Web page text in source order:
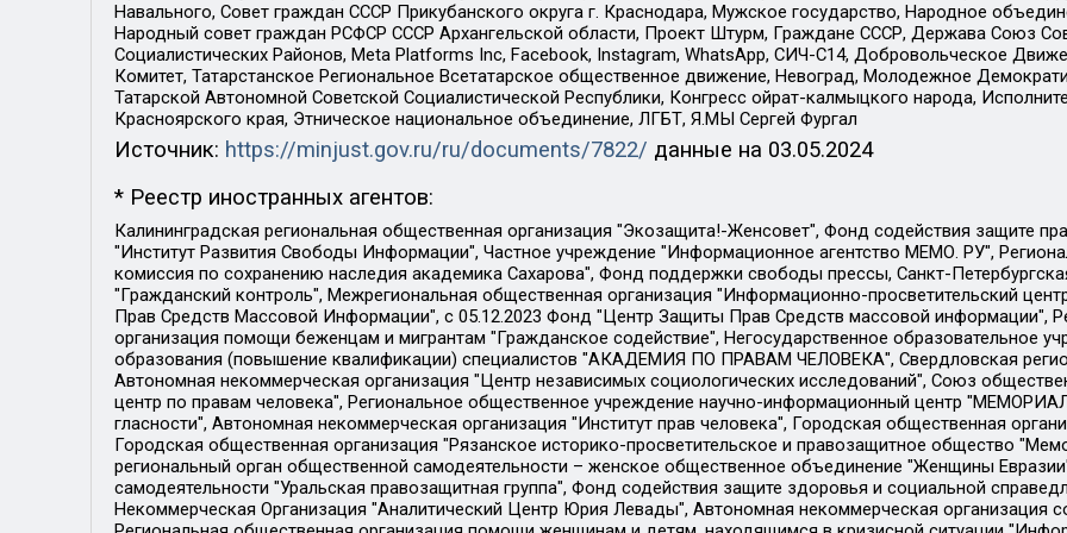
Навального, Совет граждан СССР Прикубанского округа г. Краснодара, Мужское государство, Народное
Народный совет граждан РСФСР СССР Архангельской области, Проект Штурм, Граждане СССР, Держава Союз
Социалистических Районов, Meta Platforms Inc, Facebook, Instagram, WhatsApp, СИЧ-С14, Добровольческое
Комитет, Татарстанское Региональное Всетатарское общественное движение, Невоград, Молодежное
Татарской Автономной Советской Социалистической Республики, Конгресс ойрат-калмыцкого народа,
Красноярского края, Этническое национальное объединение, ЛГБТ, Я.МЫ Сергей Фургал
Источник: https://minjust.gov.ru/ru/documents/7822/ данные на 03.05.2024
* Реестр иностранных агентов:
Калининградская региональная общественная организация "Экозащита!-Женсовет", Фонд содействия защите прав и свобод граждан "Общественный вердикт", Фонд "Институт Развития Свободы Информации", Частное учреждение "Информационное агентство МЕМО. РУ", Региональная общественная организация "Общественная комиссия по сохранению наследия академика Сахарова", Фонд поддержки свободы прессы, Санкт-Петербургская общественная правозащитная организация "Гражданский контроль", Межрегиональная общественная организация "Информационно-просветительский центр "Мемориал", Региональный Фонд "Центр Защиты Прав Средств Массовой Информации", с 05.12.2023 Фонд "Центр Защиты Прав Средств массовой информации", Региональная общественная благотворительная организация помощи беженцам и мигрантам "Гражданское содействие", Негосударственное образовательное учреждение дополнительного профессионального образования (повышение квалификации) специалистов "АКАДЕМИЯ ПО ПРАВАМ ЧЕЛОВЕКА", Свердловская региональная общественная организация "Сутяжник", Автономная некоммерческая организация "Центр независимых социологических исследований", Союз общественных объединений "Российский исследовательский центр по правам человека", Региональное общественное учреждение научно-информационный центр "МЕМОРИАЛ", Некоммерческая организация "Фонд защиты гласности", Автономная некоммерческая организация "Институт прав человека", Городская общественная организация "Екатеринбургское общество "МЕМОРИАЛ", Городская общественная организация "Рязанское историко-просветительское и правозащитное общество "Мемориал" (Рязанский Мемориал), Челябинский региональный орган общественной самодеятельности – женское общественное объединение "Женщины Евразии", Челябинский региональный орган общественной самодеятельности "Уральская правозащитная группа", Фонд содействия защите здоровья и социальной справедливости имени Андрея Рылькова, Автономная Некоммерческая Организация "Аналитический Центр Юрия Левады", Автономная некоммерческая организация социальной поддержки населения "Проект Апрель", Региональная общественная организация помощи женщинам и детям, находящимся в кризисной ситуации "Информационно-методический центр "Анна", Фонд содействия развитию массовых коммуникаций и правовому просвещению "Так-так-Так", Фонд содействия устойчивому развитию "Серебряная тайга", Свердловский региональный общественный фонд социальных проектов "Новое время", "Idel.Реалии", Кавказ.Реалии, Крым.Реалии, Телеканал Настоящее Время, Татаро-башкирская служба Радио Свобода (Azatliq Radiosi), Радио Свободная Европа/Радио Свобода (PCE/PC), "Сибирь.Реалии", "Фактограф", Благотворительный фонд помощи осужденным и их семьям, Автономная некоммерческая организация "Институт глобализации и социальных движений", Фонд "В защиту прав заключенных", Частное учреждение "Центр поддержки и содействия развитию средств массовой информации", Пензенский региональный общественный благотворительный фонд "Гражданский союз", "Север.Реалии", Некоммерческая организация Фонд "Правовая инициатива", Общество с ограниченной ответственностью "Радио Свободная Европа/Радио Свобода", Чешское информационное агентство "MEDIUM-ORIENT", Красноярская региональная общественная организация "Мы против СПИДа", Камалягин Денис Николаевич, Маркелов Сергей Евгеньевич, Пономарев Лев Александрович, Савицкая Людмила Алексеевна, Автономная некоммерческая организация "Центр по работе с проблемой насилия "НАСИЛИЮ.НЕТ", Межрегиональный профессиональный союз работников здравоохранения "Альянс врачей", Юридическое лицо, зарегистрированное в Латвийской Республике, SIA "Medusa Project" (регистрационный номер 40103797863, дата регистрации 10.06.2014), Некоммерческая организация "Фонд по борьбе с коррупцией", Автономная некоммерческая организация "Институт права и публичной политики", Баданин Роман Сергеевич, Гликин Максим Александрович, Железнова Мария Михайловна, Лукьянова Юлия Сергеевна, Маетная Елизавета Витальевна, Маняхин Петр Борисович, Чуракова Ольга Владимировна, Ярош Юлия Петровна, Юридическое лицо "The Insider SIA", зарегистрированное в Риге, Латвийская Республика (дата регистрации 26.06.2015), являющееся администратором доменного имени интернет-издания "The Insider SIA", https://theins.ru, Постернак Алексей Евгеньевич, Рубин Михаил Аркадьевич, Анин Роман Александрович, Юридическое лицо Istories fonds, зарегистрированное в Латвийской Республике (регистрационный номер 50008295751, дата регистрации 24.02.2020), Великовский Дмитрий Александрович, Долинина Ирина Николаевна, Мароховская Алеся Алексеевна, Шлейнов Роман Юрьевич, Шмагун Олеся Валентиновна, Общество с ограниченной ответственностью "Альтаир 2021", Общество с ограниченной ответственностью "Вега 2021", Общество с ограниченной ответственностью "Главный редактор 2021", Общество с ограниченной ответственностью "Ромашки монолит", Важенков Артем Валерьевич, Ивановская областная общественная организация "Центр гендерных исследований", Гурман Юрий Альбертович, Медиапроект "ОВД-Инфо", Егоров Владимир Владимирович, Жилинский Владимир Александрович, Общество с ограниченной ответственностью "ЗП", Иванова София Юрьевна, Карезина Инна Павловна, Кильтау Екатерина Викторовна, Петров Алексей Викторович, Пискунов Сергей Евгеньевич, Смирнов Сергей Сергеевич, Тихонов Михаил Сергеевич, Общество с ограниченной ответственностью "ЖУРНАЛИСТ-ИНОСТРАННЫЙ АГЕНТ", Арапова Галина Юрьевна, Вольтская Татьяна Анатольевна, Американская компания "Mason G.E.S. Anonymous Foundation" (США), являющаяся владельцем интернет-издания https://mnews.world/, Компания "Stichting Bellingcat", зарегистрированная в Нидерландах (дата регистрации 11.07.2018), Захаров Андрей Вячеславович, Клепиковская Екатерина Дмитриевна, Общество с ограниченной ответственностью "МЕМО", Перл Роман Александрович, Симонов Евгений Алексеевич, Соловьева Елена Анатольевна, Сотников Даниил Владимирович, Сурначева Елизавета Дмитриевна, Автономная некоммерческая организация по защите прав человека и информированию населения "Якутия – Наше Мнение", Общество с ограниченной ответственностью "Москоу диджитал медиа", с 26.01.2023 Общество с ограниченной ответственностью "Чайка Белые сады", Ветошкина Валерия Валерьевна, Заговора Максим Александрович, Межрегиональное общественное движение "Российская ЛГБТ - сеть", Оленичев Максим Владимирович, Павлов Иван Юрьевич, Скворцова Елена Сергеевна, Общество с ограниченной ответственностью "Как бы инагент", Кочетков Игорь Викторович, Общество с ограниченной ответственностью "Честные выборы", Еланчик Олег Александрович, Общество с ограниченной ответственностью "Нобелевский призыв", Гималова Регина Эмилевна, Григорьев Андрей Валерьевич, Григорьева Алина Александровна, Ассоциация по содействию защите прав призывников, альтернативнослужащих и военнослужащих "Правозащитная группа